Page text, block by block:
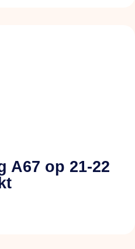
A67 op 21-22